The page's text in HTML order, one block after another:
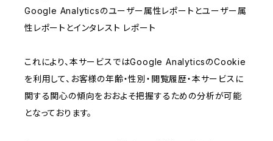
Google Analyticsのユーザー属性レポートとユーザー属
性レポートとインタレスト レポート
これにより、本サービスではGoogle AnalyticsのCookie
を利用して、お客様の年齢・性別・閲覧履歴・本サービスに
関する関心の傾向をおおよそ把握するための分析が可能
となっております。